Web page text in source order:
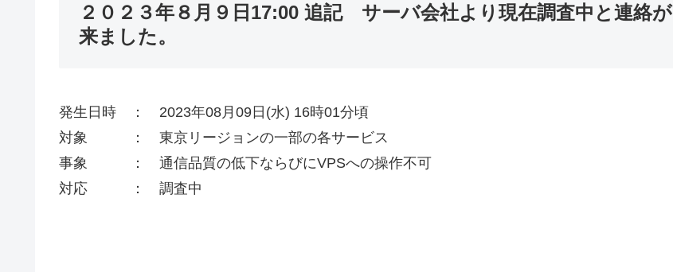
２０２３年８月９日17:00 追記 サーバ会社より現在調査中と連絡が
来ました。
発生日時 ： 2023年08月09日(水) 16時01分頃
対象 ： 東京リージョンの一部の各サービス
事象 ： 通信品質の低下ならびにVPSへの操作不可
対応 ： 調査中